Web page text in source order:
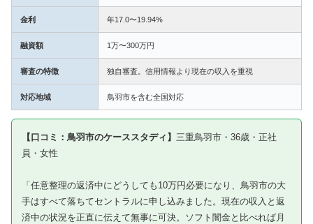
金利 年17.0〜19.94%
融資額 1万〜300万円
審査の特徴 独自審査。信用情報より現在の収入を重視
対応地域 鳥羽市を含む全国対応
【口コミ：鳥羽市のケーススタディ】 三重鳥羽市・36歳・正社
員・女性
「任意整理の返済中にどうしても10万円必要になり、鳥羽市の大
手はすべて落ちてセントラルに申し込みました。現在の収入と返
済中の状況を正直に伝えて無事に可決。ソフト闇金と比べれば月